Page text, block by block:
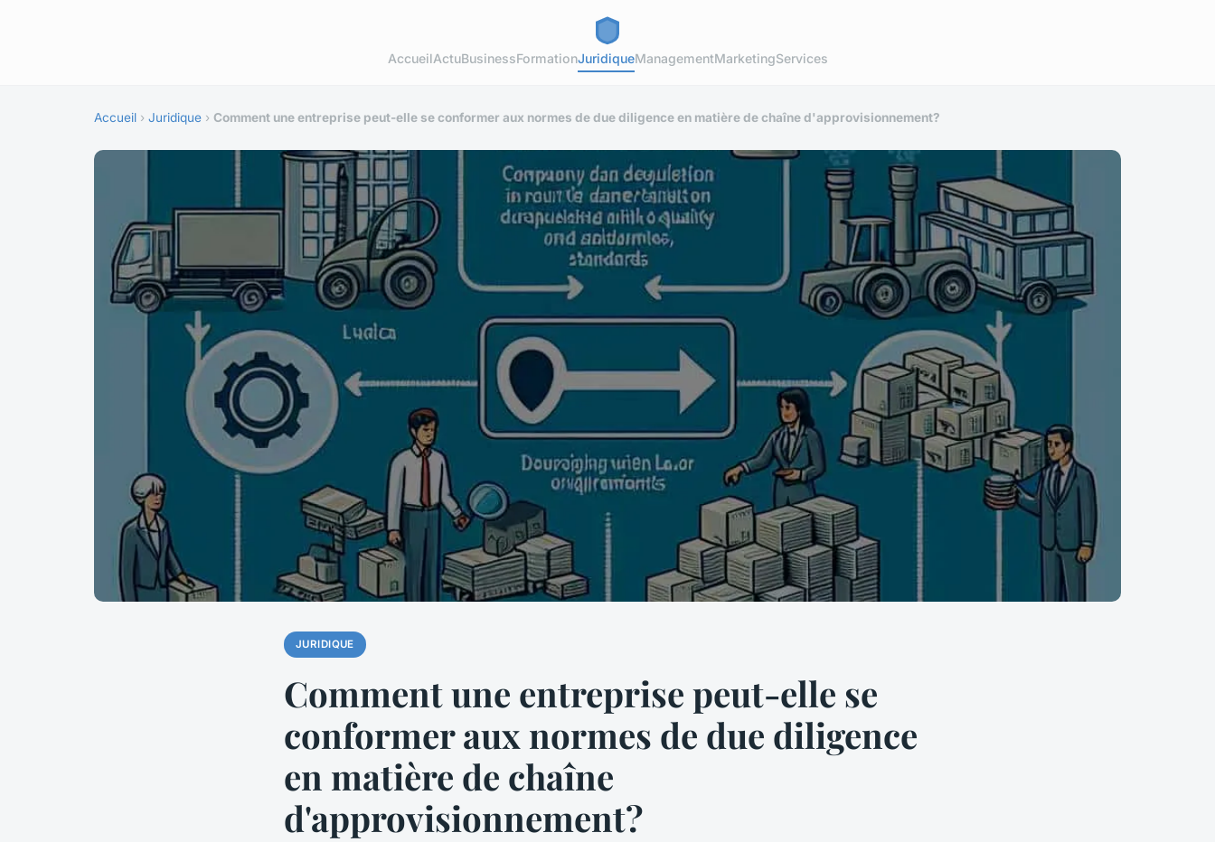
AccueilActuBusinessFormationJuridiqueManagementMarketingServices
Accueil › Juridique › Comment une entreprise peut-elle se conformer aux normes de due diligence en matière de chaîne d'approvisionnement?
JURIDIQUE
Comment une entreprise peut-elle se
conformer aux normes de due diligence
en matière de chaîne
d'approvisionnement?